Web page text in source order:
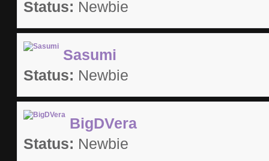
Status: Newbie
Sasumi
Status: Newbie
BigDVera
Status: Newbie